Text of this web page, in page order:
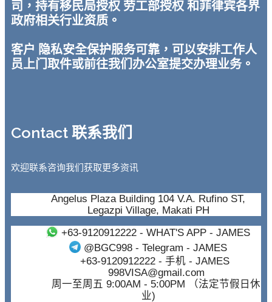
司，持有移民局授权 劳工部授权 和菲律宾各界
政府相关行业资质。
客户 隐私安全保护服务可靠，可以安排工作人
员上门取件或前往我们办公室提交办理业务。
Contact 联系我们
欢迎联系咨询我们获取更多资讯
Angelus Plaza Building 104 V.A. Rufino ST,
Legazpi Village, Makati PH
+63-9120912222- WHAT'S APP - JAMES
@BGC998 - Telegram - JAMES
+63-9120912222- 手机 - JAMES
998VISA@gmail.com
周一至周五 9:00AM - 5:00PM （法定节假日休
业)